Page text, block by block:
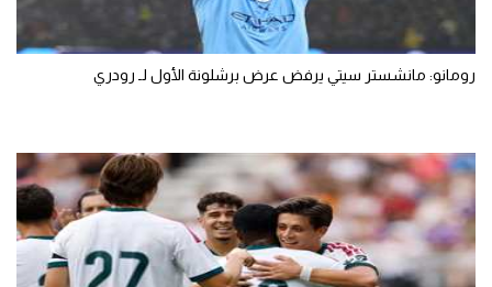
رومانو: مانشستر سيتي يرفض عرض برشلونة الأول لـ رودري